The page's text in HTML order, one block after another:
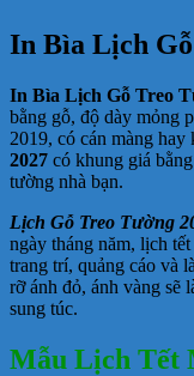
In Bìa Lịch
In Bìa Lịch Gỗ Treo
bằng gỗ, độ dày mỏng
2019, có cán màng hay
2027 có khung giá
tường nhà bạn.
Lịch Gỗ Treo Tường
ngày tháng năm, lịch
trang trí, quảng cáo và
rỡ ánh đỏ, ánh vàng sẽ
sung túc.
Mẫu Lịch Tết